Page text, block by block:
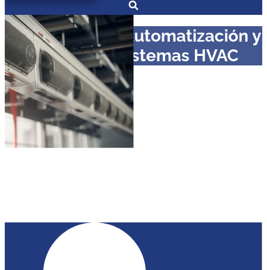
Diplomado en Automatización y
Control en Sistemas HVAC